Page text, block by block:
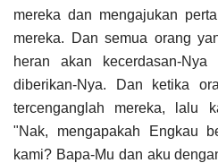
mereka dan mengajukan
mereka. Dan semua orang
heran akan kecerdasan-
diberikan-Nya. Dan ketika
tercenganglah mereka, lalu
"Nak, mengapakah Engkau
kami? Bapa-Mu dan aku